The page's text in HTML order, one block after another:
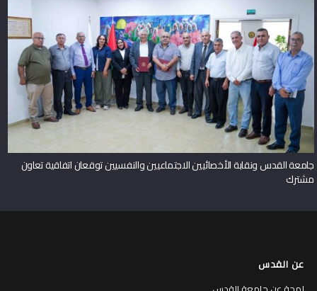
جامعة القدس ونقابة الأخصائيين الاجتماعيين والنفسيين توقعان اتفاقية تعاون
مشترك
عن القدس